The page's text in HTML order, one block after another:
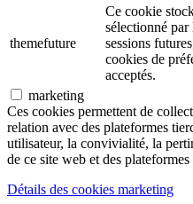
themefuture
Ce cookie
sélectionné
sessions
cookies de
acceptés.
marketing
Ces cookies permettent de
relation avec des plateformes
utilisateur, la convivialité, la
de ce site web et des
Détails des cookies marketing